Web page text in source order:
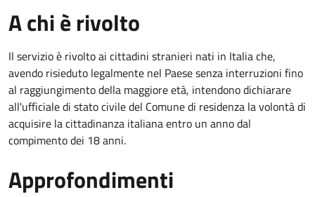
A chi è rivolto
Il servizio è rivolto ai cittadini stranieri nati in Italia che,
avendo risieduto legalmente nel Paese senza interruzioni fino
al raggiungimento della maggiore età, intendono dichiarare
all'ufficiale di stato civile del Comune di residenza la volontà di
acquisire la cittadinanza italiana entro un anno dal
compimento dei 18 anni.
Approfondimenti